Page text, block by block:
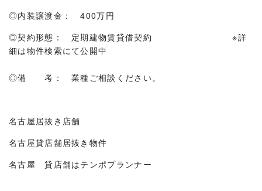
◎内装譲渡金： 400万円
◎契約形態： 定期建物賃貸借契約 ※詳
細は物件検索にて公開中
◎備 考： 業種ご相談ください。
名古屋居抜き店舗
名古屋貸店舗居抜き物件
名古屋 貸店舗はテンポプランナー